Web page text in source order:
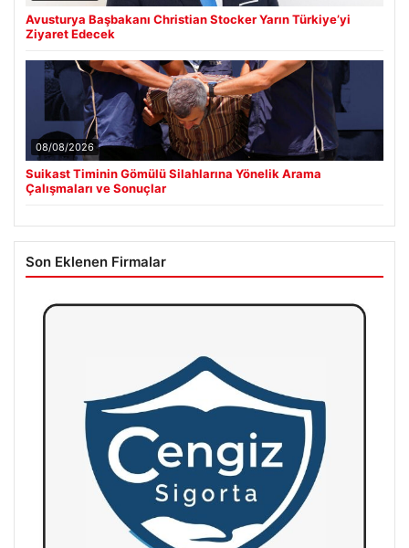
Avusturya Başbakanı Christian Stocker Yarın Türkiye’yi
Ziyaret Edecek
08/08/2026
Suikast Timinin Gömülü Silahlarına Yönelik Arama
Çalışmaları ve Sonuçlar
Son Eklenen Firmalar